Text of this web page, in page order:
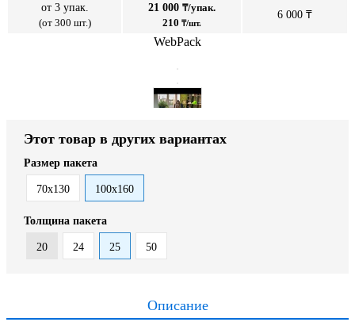
от 3 упак.
(от 300 шт.)
21 000 ₸/упак.
210 ₸/шт.
6 000 ₸
WebPack
Этот товар в других вариантах
Размер пакета
70x130 100x160
Толщина пакета
20 24 25 50
Описание